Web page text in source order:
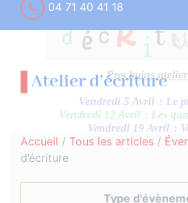
04 71 40 41 18
Atelier d’écriture
Accueil / Tous les articles /
d’écriture
Type